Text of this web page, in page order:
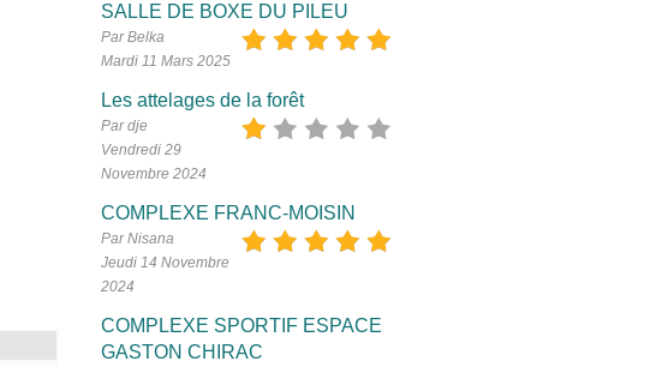
SALLE DE BOXE DU PILEU
Par Belka
Mardi 11 Mars 2025
Les attelages de la forêt
Par dje
Vendredi 29
Novembre 2024
COMPLEXE FRANC-MOISIN
Par Nisana
Jeudi 14 Novembre
2024
COMPLEXE SPORTIF ESPACE
GASTON CHIRAC